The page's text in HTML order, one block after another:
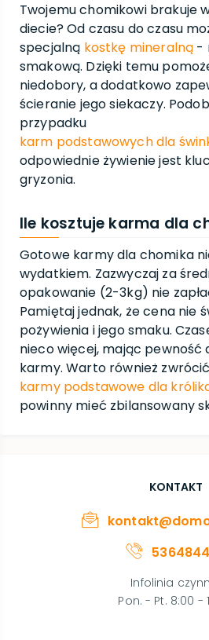
Twojemu chomikowi brakuje
diecie? Od czasu do czasu
specjalną kostkę mineralną -
smakową. Dzięki temu
niedobory, a dodatkowo
ścieranie jego siekaczy.
przypadku
karm podstawowych dla
odpowiednie żywienie jest
gryzonia.
Ile kosztuje karma dla
Gotowe karmy dla chomika
wydatkiem. Zazwyczaj za
opakowanie (2-3kg) nie
Pamiętaj jednak, że cena nie
pożywienia i jego smaku.
nieco więcej, mając pewność
karmy. Warto również
karmy podstawowe dla
powinny mieć zbilansowany
KONTAKT
Infolinia
Pon. - Pt. 8:00 -